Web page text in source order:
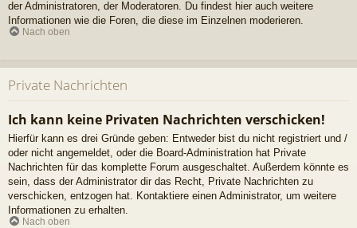
der Administratoren, der Moderatoren. Du findest hier auch weitere
Informationen wie die Foren, die diese im Einzelnen moderieren.
Nach oben
Private Nachrichten
Ich kann keine Privaten Nachrichten verschicken!
Hierfür kann es drei Gründe geben: Entweder bist du nicht registriert und /
oder nicht angemeldet, oder die Board-Administration hat Private
Nachrichten für das komplette Forum ausgeschaltet. Außerdem könnte es
sein, dass der Administrator dir das Recht, Private Nachrichten zu
verschicken, entzogen hat. Kontaktiere einen Administrator, um weitere
Informationen zu erhalten.
Nach oben